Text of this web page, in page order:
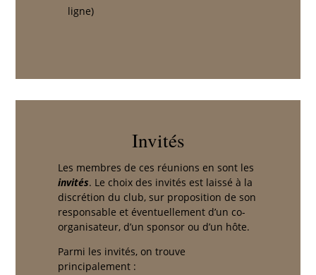
ligne)
Invités
Les membres de ces réunions en sont les
invités. Le choix des invités est laissé à la
discrétion du club, sur proposition de son
responsable et éventuellement d’un co-
organisateur, d’un sponsor ou d’un hôte.
Parmi les invités, on trouve
principalement :